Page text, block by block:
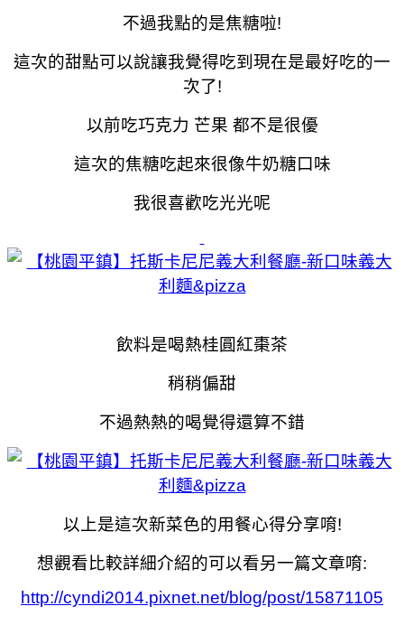
不過我點的是焦糖啦!
這次的甜點可以說讓我覺得吃到現在是最好吃的一
次了!
以前吃巧克力 芒果 都不是很優
這次的焦糖吃起來很像牛奶糖口味
我很喜歡吃光光呢
飲料是喝熱桂圓紅棗茶
稍稍偏甜
不過熱熱的喝覺得還算不錯
以上是這次新菜色的用餐心得分享唷!
想觀看比較詳細介紹的可以看另一篇文章唷:
http://cyndi2014.pixnet.net/blog/post/15871105